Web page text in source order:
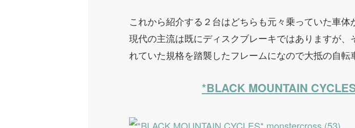
これから紹介する２台はどちらも元々乗っていた車体
現代の主流は既にディスクブレーキではありますが
れていた規格を踏襲したフレームになので大抵の自転
*BLACK MOUNTAIN